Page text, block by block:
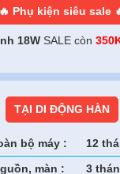
🔥 Phụ kiện siêu sale
18W SALE còn
TẠI DI ĐỘNG HÀN
bộ máy :
12
màn :
3